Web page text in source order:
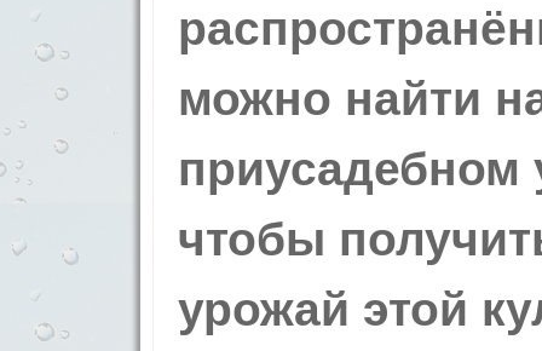
можно найти
приусадебном
чтобы
урожай этой